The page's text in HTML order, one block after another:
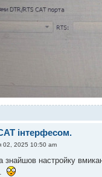
інтерфесом.
02, 2025 10:50 am
знайшов настройку